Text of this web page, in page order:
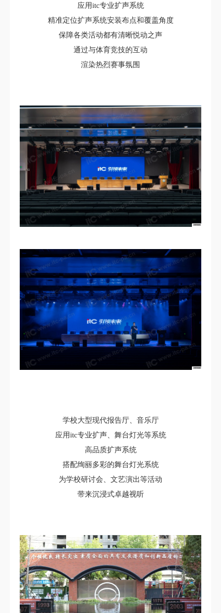
应用itc专业扩声系统
精准定位扩声系统安装布点和覆盖角度
保障各类活动都有清晰悦动之声
通过与体育竞技的互动
渲染热烈赛事氛围
学校大型现代报告厅、音乐厅
应用itc专业扩声、舞台灯光等系统
高品质扩声系统
搭配绚丽多彩的舞台灯光系统
为学校研讨会、文艺演出等活动
带来沉浸式卓越视听